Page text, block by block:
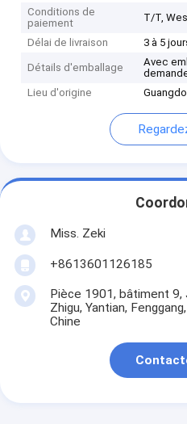
Conditions de
paiement
T/T,
Délai de livraison 3 à 5
Détails d'emballage
Avec
Lieu d'origine
Miss. Zeki
+8613601126185
Pièce 1901, bâtiment 9,
Zhigu, Yantian,
Chine